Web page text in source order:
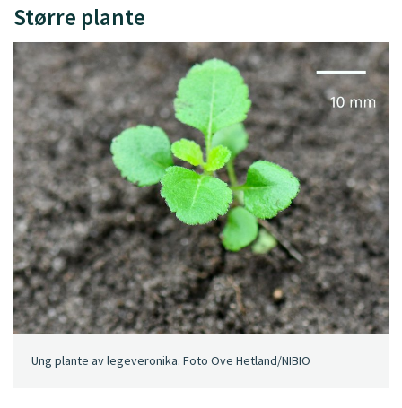
Større plante
Ung plante av legeveronika. Foto Ove Hetland/NIBIO